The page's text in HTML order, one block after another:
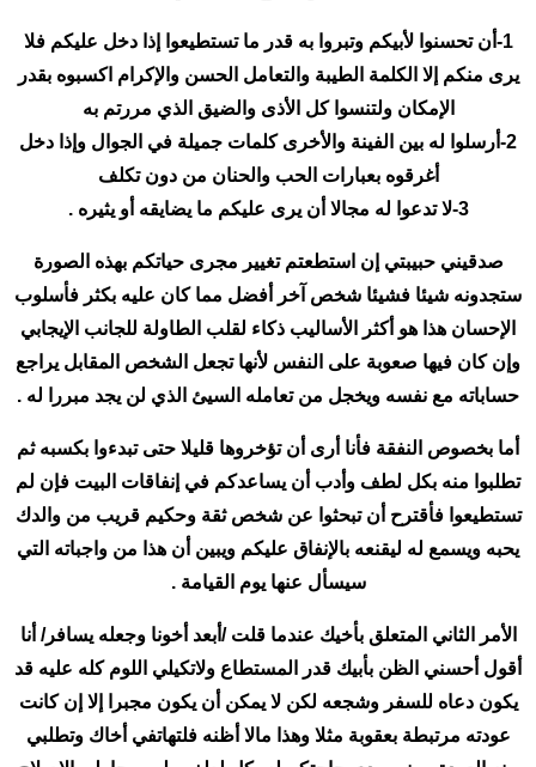
1-أن تحسنوا لأبيكم وتبروا به قدر ما تستطيعوا إذا دخل عليكم فلا
يرى منكم إلا الكلمة الطيبة والتعامل الحسن والإكرام اكسبوه بقدر
الإمكان ولتنسوا كل الأذى والضيق الذي مررتم به
2-أرسلوا له بين الفينة والأخرى كلمات جميلة في الجوال وإذا دخل
أغرقوه بعبارات الحب والحنان من دون تكلف
3-لا تدعوا له مجالا أن يرى عليكم ما يضايقه أو يثيره .
صدقيني حبيبتي إن استطعتم تغيير مجرى حياتكم بهذه الصورة
ستجدونه شيئا فشيئا شخص آخر أفضل مما كان عليه بكثر فأسلوب
الإحسان هذا هو أكثر الأساليب ذكاء لقلب الطاولة للجانب الإيجابي
وإن كان فيها صعوبة على النفس لأنها تجعل الشخص المقابل يراجع
حساباته مع نفسه ويخجل من تعامله السيئ الذي لن يجد مبررا له .
أما بخصوص النفقة فأنا أرى أن تؤخروها قليلا حتى تبدءوا بكسبه ثم
تطلبوا منه بكل لطف وأدب أن يساعدكم في إنفاقات البيت فإن لم
تستطيعوا فأقترح أن تبحثوا عن شخص ثقة وحكيم قريب من والدك
يحبه ويسمع له ليقنعه بالإنفاق عليكم ويبين أن هذا من واجباته التي
سيسأل عنها يوم القيامة .
الأمر الثاني المتعلق بأخيك عندما قلت /أبعد أخونا وجعله يسافر/ أنا
أقول أحسني الظن بأبيك قدر المستطاع ولاتكيلي اللوم كله عليه قد
يكون دعاه للسفر وشجعه لكن لا يمكن أن يكون مجبرا إلا إن كانت
عودته مرتبطة بعقوبة مثلا وهذا مالا أظنه فلتهاتفي أخاك وتطلبي